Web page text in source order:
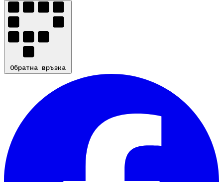
Помощен център
Обратна връзка
Обратна връзка